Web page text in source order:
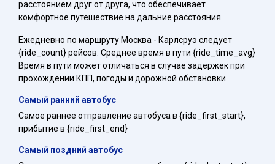
расстоянием друг от друга, что обеспечивает
комфортное путешествие на дальние расстояния.
Ежедневно по маршруту Москва - Карлсруэ следует
{ride_count} рейсов. Среднее время в пути {ride_time_avg}
Время в пути может отличаться в случае задержек при
прохождении КПП, погоды и дорожной обстановки.
Самый ранний автобус
Самое раннее отправление автобуса в {ride_first_start},
прибытие в {ride_first_end}
Самый поздний автобус